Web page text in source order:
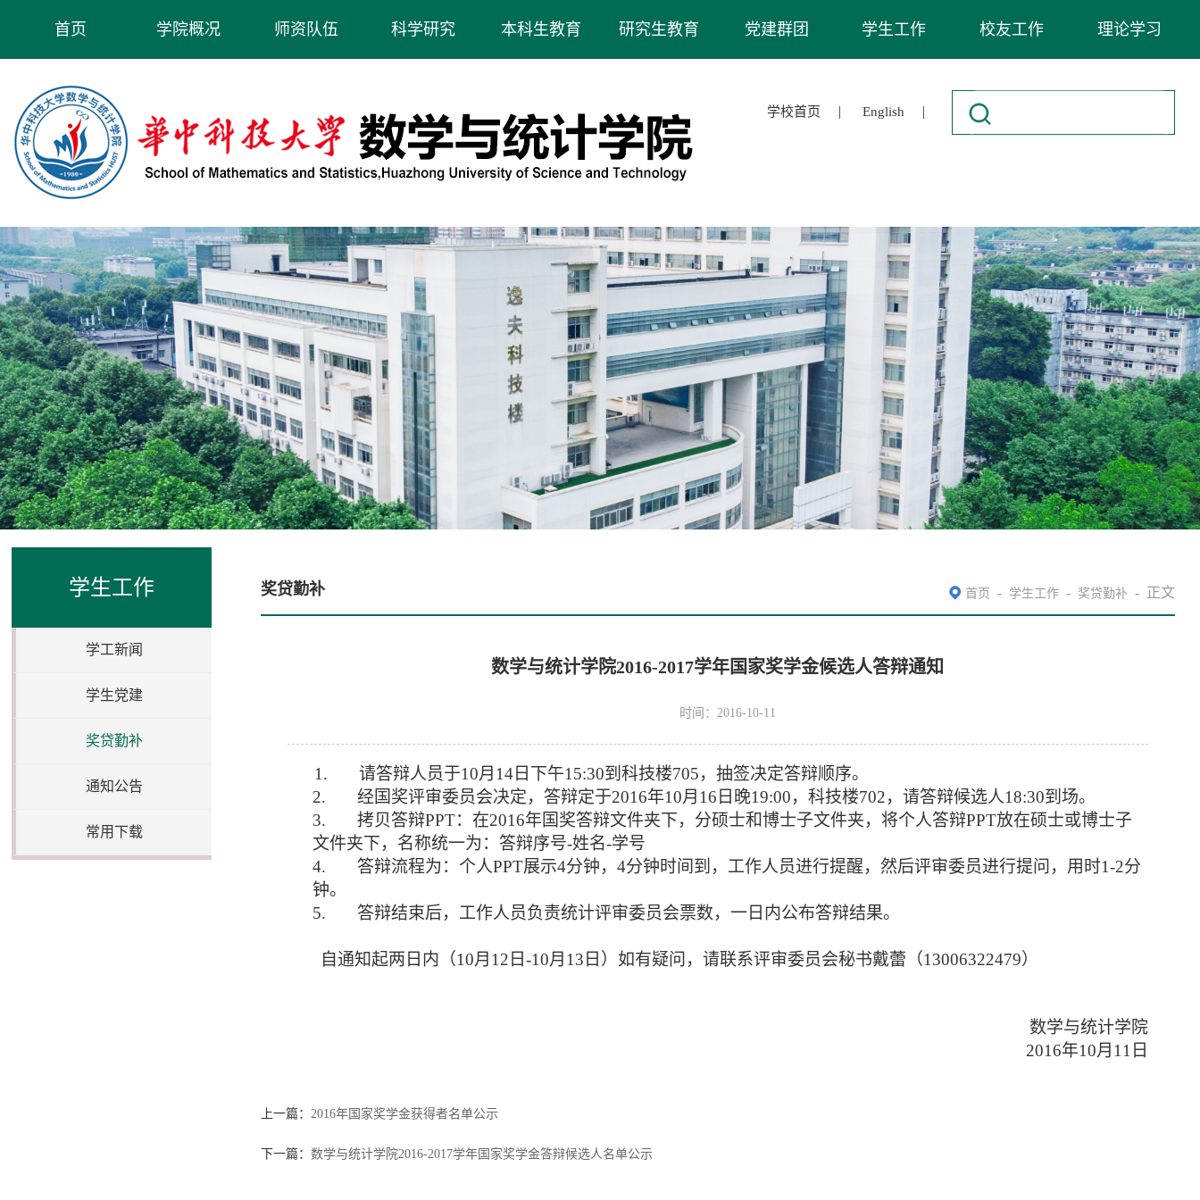
首页 学院概况 师资队伍 科学研究 本科生教育 研究生教育 党建群团 学生工作 校友工作 理论学习
学校首页 | English |
学生工作
学工新闻
学生党建
奖贷勤补
通知公告
常用下载
奖贷勤补 首页 - 学生工作 - 奖贷勤补 - 正文
数学与统计学院2016-2017学年国家奖学金候选人答辩通知
时间：2016-10-11
1. 请答辩人员于10月 14日下午15:30到科技楼705，抽签决定答辩顺序。
2.
经国奖评审委员会决定，答辩定于2016年10月 16 日晚19:00，科技楼702，请答辩候选人18:30到场。
3.
拷贝答辩PPT：在2016年国奖答辩文件夹下，分硕士和博士子文件夹，将个人答辩PPT放在硕士或博士子
文件夹下，名称统一为：答辩序号-姓名-学号
4.
答辩流程为：个人PPT展示4分钟， 4分钟时间到，工作人员进行提醒，然后评审委员进行提问，用时1-2分
钟。
5.
答辩结束后，工作人员负责统计评审委员会票数，一日内公布答辩结果。
自通知起两日内（10月 12 日-10月 13 日）如有疑问，请联系评审委员会秘书戴蕾（13006322479）
数学与统计学院
2016年10月 11 日
上一篇： 2016年国家奖学金获得者名单公示
下一篇： 数学与统计学院2016-2017学年国家奖学金答辩候选人名单公示